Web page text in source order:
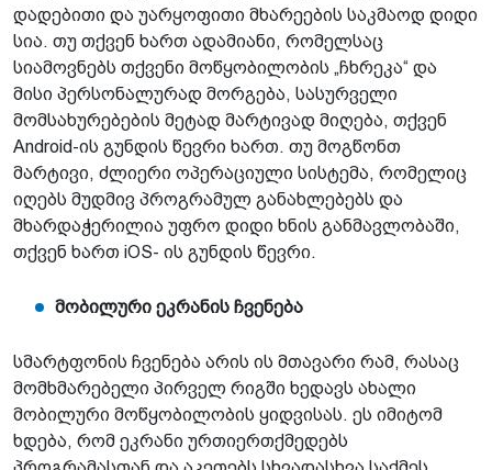
დადებითი და უარყოფითი მხარეების საკმაოდ დიდი
სია. თუ თქვენ ხართ ადამიანი, რომელსაც
სიამოვნებს თქვენი მოწყობილობის „ჩხრეკა“ და
მისი პერსონალურად მორგება, სასურველი
მომსახურებების მეტად მარტივად მიღება, თქვენ
Android-ის გუნდის წევრი ხართ. თუ მოგწონთ
მარტივი, ძლიერი ოპერაციული სისტემა, რომელიც
იღებს მუდმივ პროგრამულ განახლებებს და
მხარდაჭერილია უფრო დიდი ხნის განმავლობაში,
თქვენ ხართ iOS- ის გუნდის წევრი.
მობილური ეკრანის ჩვენება
სმარტფონის ჩვენება არის ის მთავარი რამ, რასაც
მომხმარებელი პირველ რიგში ხედავს ახალი
მობილური მოწყობილობის ყიდვისას. ეს იმიტომ
ხდება, რომ ეკრანი ურთიერთქმედებს